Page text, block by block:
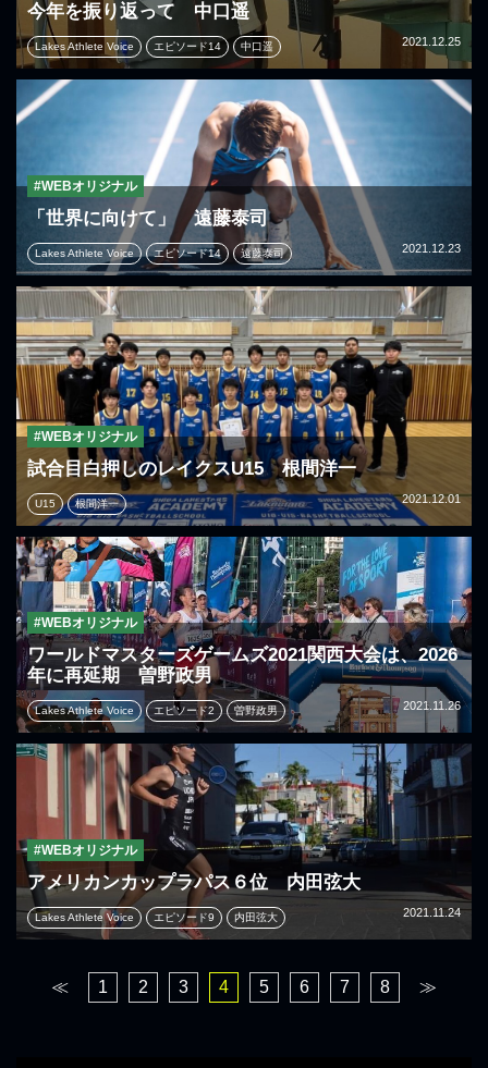
今年を振り返って 中口遥
2021.12.25
Lakes Athlete Voice エピソード14 中口遥
#WEBオリジナル
「世界に向けて」 遠藤泰司
2021.12.23
Lakes Athlete Voice エピソード14 遠藤泰司
#WEBオリジナル
試合目白押しのレイクスU15 根間洋一
2021.12.01
U15 根間洋一
#WEBオリジナル
ワールドマスターズゲームズ2021関西大会は、2026
年に再延期 曽野政男
2021.11.26
Lakes Athlete Voice エピソード2 曽野政男
#WEBオリジナル
アメリカンカップラパス６位 内田弦大
2021.11.24
Lakes Athlete Voice エピソード9 内田弦大
≪ 1 2 3 4 5 6 7 8 ≫